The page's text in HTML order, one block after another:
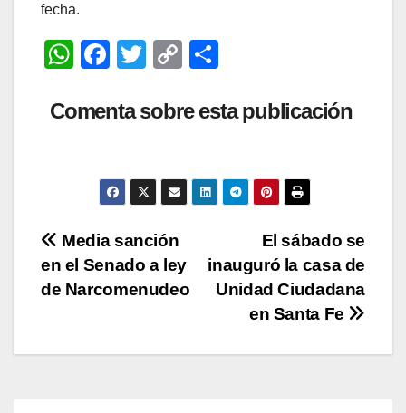
fecha.
W
at
p
F
c
b
o
k
T
tt
C
p
Li
n
m
ar
tir
Comenta sobre esta publicación
Navegación
de
El sábado se
inauguró la casa de
Unidad Ciudadana
en Santa Fe
Media sanción
en el Senado a ley
de Narcomenudeo